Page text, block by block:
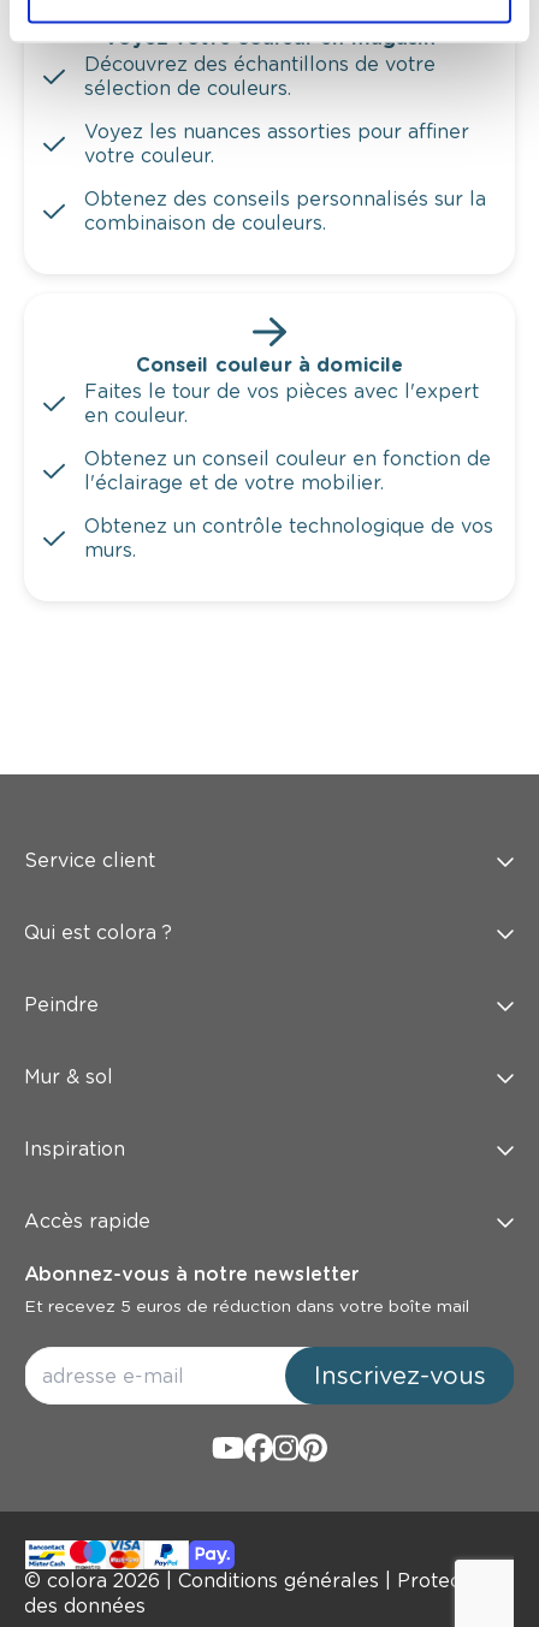
Voyez votre couleur en magasin
Découvrez des échantillons de votre
sélection de couleurs.
Voyez les nuances assorties pour affiner
votre couleur.
Obtenez des conseils personnalisés sur la
combinaison de couleurs.
Conseil couleur à domicile
Faites le tour de vos pièces avec l'expert
en couleur.
Obtenez un conseil couleur en fonction de
l'éclairage et de votre mobilier.
Obtenez un contrôle technologique de vos
murs.
Service client
Qui est colora ?
Peindre
Mur & sol
Inspiration
Accès rapide
Abonnez-vous à notre newsletter
Et recevez 5 euros de réduction dans votre boîte mail
Inscrivez-vous
© colora 2026 Conditions générales
Protection
des données